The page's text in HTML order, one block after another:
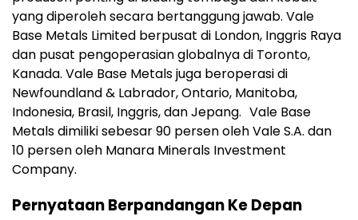
yang diperoleh secara bertanggung jawab. Vale
Base Metals Limited berpusat di London, Inggris Raya
dan pusat pengoperasian globalnya di Toronto,
Kanada. Vale Base Metals juga beroperasi di
Newfoundland & Labrador, Ontario, Manitoba,
Indonesia, Brasil, Inggris, dan Jepang. Vale Base
Metals dimiliki sebesar 90 persen oleh Vale S.A. dan
10 persen oleh Manara Minerals Investment
Company.
Pernyataan Berpandangan Ke Depan